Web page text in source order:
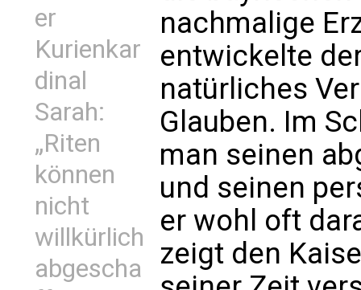
er
Kurienkar
dinal
Sarah:
„Riten
können
nicht
willkürlich
abgescha
nachmalige
entwickelte
natürliches
Glauben. Im
man seinen
und seinen
er wohl oft
zeigt den